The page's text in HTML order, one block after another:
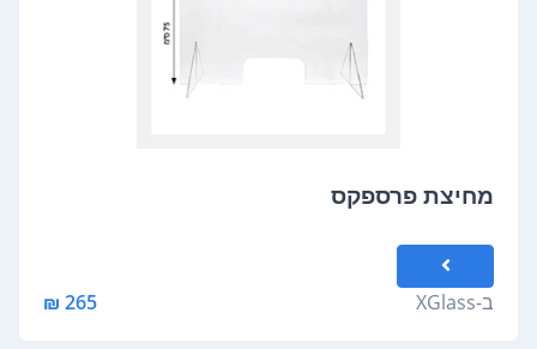
מחיצת פרספקס
ב-XGlass
265 ₪